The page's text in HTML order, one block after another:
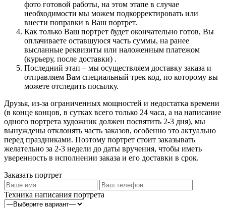
фото готовой работы, на этом этапе в случае
необходимости мы можем подкорректировать или
внести поправки в Ваш портрет.
Как только Ваш портрет будет окончательно готов, Вы
оплачиваете оставшуюся часть суммы, на ранее
высланные реквизиты или наложенным платежом
(курьеру, после доставки) .
Последний этап – мы осуществляем доставку заказа и
отправляем Вам специальный трек код, по которому вы
можете отследить посылку.
Друзья, из-за ограниченных мощностей и недостатка времени
(в конце концов, в сутках всего только 24 часа, а на написание
одного портрета художник должен посвятить 2-3 дня), мы
вынуждены отклонять часть заказов, особенно это актуально
перед праздниками. Поэтому портрет стоит заказывать
желательно за 2-3 недели до даты вручения, чтобы иметь
уверенность в исполнении заказа и его доставки в срок.
Заказать портрет
Техника написания портрета